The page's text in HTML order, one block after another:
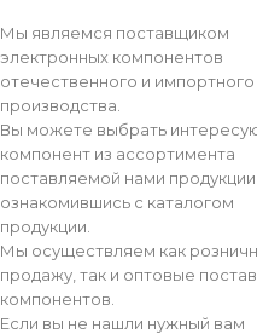
Мы являемся поставщиком
электронных компонентов
отечественного и импортного
производства.
Вы можете выбрать
компонент из ассортимента
поставляемой нами продукции,
ознакомившись с каталогом
продукции.
Мы осуществляем как
продажу, так и оптовые
компонентов.
Если вы не нашли нужный вам